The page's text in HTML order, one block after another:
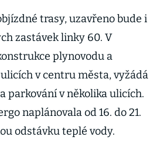
trasy, uzavřeno bude i
zastávek linky 60. V
plynovodu a
v centru města, vyžádá
parkování v několika ulicích.
naplánovala od 16. do 21.
odstávku teplé vody.